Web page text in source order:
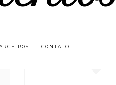
CONTATO